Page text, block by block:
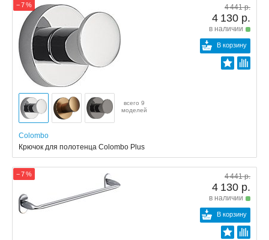
− 7 % 4 441 р.
4 130 р.
в наличии
В корзину
всего 9
моделей
Colombo
Крючок для полотенца Colombo Plus
− 7 % 4 441 р.
4 130 р.
в наличии
В корзину